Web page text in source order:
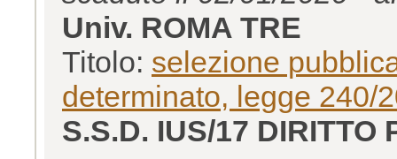
Univ. ROMA TRE
Titolo: selezione
determinato, legge 240/
S.S.D. IUS/17 DIRITTO